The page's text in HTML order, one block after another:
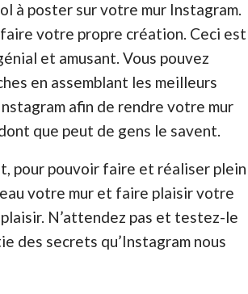
à poster sur votre mur Instagram.
faire votre propre création. Ceci est
et amusant. Vous pouvez
en assemblant les meilleurs
afin de rendre votre mur
que peut de gens le savent.
pour pouvoir faire et réaliser plein
votre mur et faire plaisir votre
N’attendez pas et testez-le
des secrets qu’Instagram nous